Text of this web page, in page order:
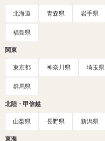
北海道 青森県 岩手県
福島県
関東
東京都 神奈川県 埼玉県
群馬県
北陸・甲信越
山梨県 長野県 新潟県
東海